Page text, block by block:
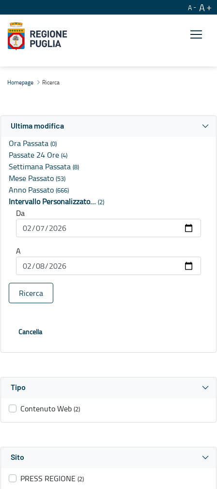
A A
Homepage Ricerca
Ultima modifica
Ora Passata (0)
Passate 24 Ore (4)
Settimana Passata (8)
Mese Passato (53)
Anno Passato (666)
Intervallo Personalizzato… (2)
Da
A
Ricerca
Cancella
Tipo
Contenuto Web (2)
Sito
PRESS REGIONE (2)